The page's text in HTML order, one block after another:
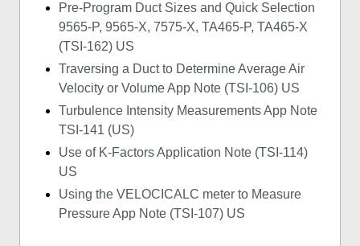
Pre-Program Duct Sizes and Quick Selection
9565-P, 9565-X, 7575-X, TA465-P, TA465-X
(TSI-162) US
Traversing a Duct to Determine Average Air
Velocity or Volume App Note (TSI-106) US
Turbulence Intensity Measurements App Note
TSI-141 (US)
Use of K-Factors Application Note (TSI-114)
US
Using the VELOCICALC meter to Measure
Pressure App Note (TSI-107) US